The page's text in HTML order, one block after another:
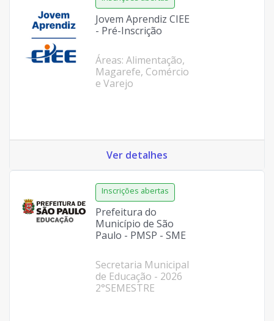
Jovem Aprendiz CIEE
- Pré-Inscrição
Áreas: Alimentação,
Magarefe, Comércio
e Varejo
Ver detalhes
Prefeitura do
Município de São
Paulo - PMSP - SME
Secretaria Municipal
de Educação - 2026
2°SEMESTRE